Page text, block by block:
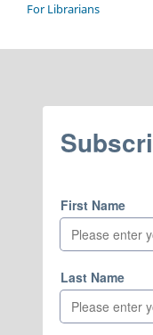
For Librarians